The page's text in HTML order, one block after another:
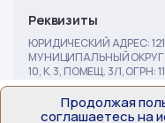
Реквизиты
ЮРИДИЧЕСКИЙ АДРЕС:
МУНИЦИПАЛЬНЫЙ ОКРУГ
10, К. 3, ПОМЕЩ. 3/1, ОГРН:
ОГРН: 20.02.2017, ИНН:
ГЕНЕРАЛЬНЫЙ
ОКВЭД: Разработка
Продолжая
соглашаетесь на